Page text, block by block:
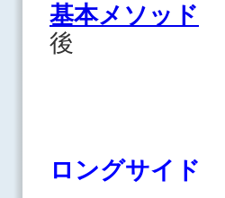
基本メソッド
後
ロングサイド